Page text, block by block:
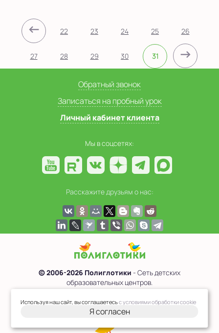
← 22 23 24 25 26
27 28 29 30 31 →
Обратный звонок
Записаться на пробный урок
Личный кабинет клиента
Мы в соцсетях:
Расскажите друзьям о нас:
© 2006-2026 Полиглотики - Сеть детских
образовательных центров.
Политика обработки персональных данных
Используя наш сайт, вы соглашаетесьс условиями обработки cookie
Я согласен